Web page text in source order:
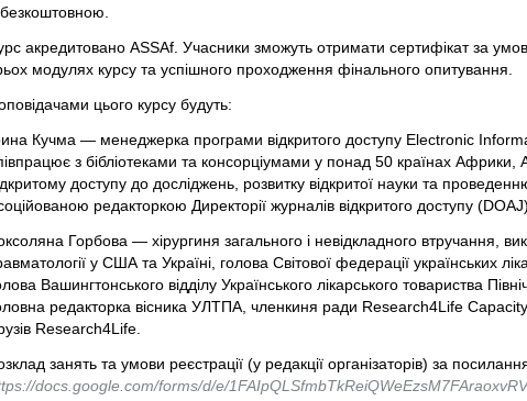
акредитовано ASSAf. Учасники зможуть отримати сертифікат за
модулях курсу та успішного проходження фінального опитування.
цього курсу будуть:
Кучма — менеджерка програми відкритого доступу Electronic
з бібліотеками та консорціумами у понад 50 країнах Африки,
доступу до досліджень, розвитку відкритої науки та
редакторкою Директорії журналів відкритого доступу
Горбова — хірургиня загального і невідкладного втручання,
у США та Україні, голова Світової федерації українських
Вашингтонського відділу Українського лікарського товариства
редакторка вісника УЛТПА, членкиня ради Research4Life
Research4Life.
занять та умови реєстрації (у редакції організаторів) за
docs.google.com/forms/d/e/